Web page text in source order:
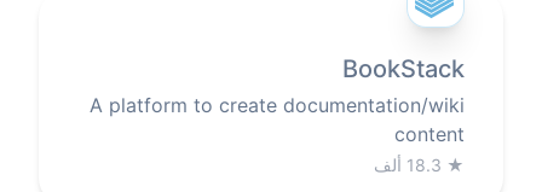
BookStack
A platform to create documentation/wiki
content
★ 18.3 ألف